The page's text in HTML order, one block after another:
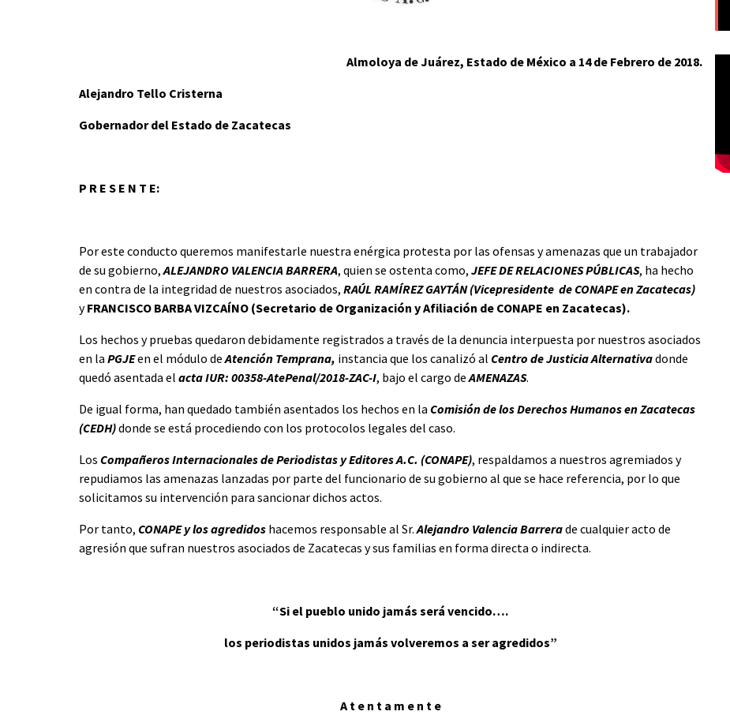
Almoloya de Juárez, Estado de México a 14 de Febrero de 2018.
Alejandro Tello Cristerna
Gobernador del Estado de Zacatecas
P R E S E N T E:
Por este conducto queremos manifestarle nuestra enérgica protesta por las ofensas y amenazas que un trabajador
de su gobierno,ALEJANDRO VALENCIA BARRERA, quien se ostenta como, JEFE DE RELACIONES PÚBLICAS, ha hecho
en contra de la integridad de nuestros asociados, RAÚL RAMÍREZ GAYTÁN (Vicepresidente de CONAPE en Zacatecas)
yFRANCISCO BARBA VIZCAÍNO (Secretario de Organización y Afiliación de CONAPE en Zacatecas).
Los hechos y pruebas quedaron debidamente registrados a través de la denuncia interpuesta por nuestros asociados
en la PGJEen el módulo deAtención Temprana, instancia que los canalizó al Centro de Justicia Alternativadonde
quedó asentada el acta IUR: 00358-AtePenal/2018-ZAC-I, bajo el cargo deAMENAZAS.
De igual forma, han quedado también asentados los hechos en la Comisión de los Derechos Humanos en Zacatecas
(CEDH)donde se está procediendo con los protocolos legales del caso.
Los Compañeros Internacionales de Periodistas y Editores A.C. (CONAPE), respaldamos a nuestros agremiados y
repudiamos las amenazas lanzadas por parte del funcionario de su gobierno al que se hace referencia, por lo que
solicitamos su intervención para sancionar dichos actos.
Por tanto, CONAPE y los agredidos hacemos responsable al Sr.Alejandro Valencia Barrerade cualquier acto de
agresión que sufran nuestros asociados de Zacatecas y sus familias en forma directa o indirecta.
“Si el pueblo unido jamás será vencido….
los periodistas unidos jamás volveremos a ser agredidos”
A t e n t a m e n t e